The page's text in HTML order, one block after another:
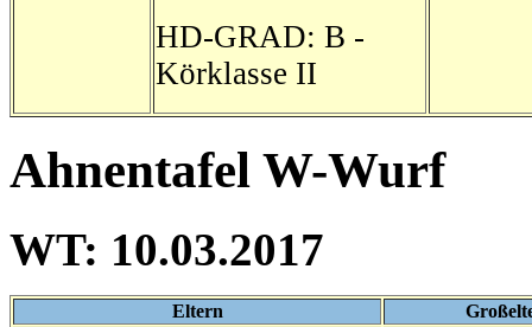
HD-GRAD: B -
Körklasse II
Ahnentafel W-Wurf
WT: 10.03.2017
Eltern